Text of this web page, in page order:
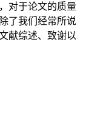
对于论文的质量
了我们经常所说
献综述、致谢以